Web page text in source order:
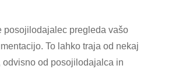
posojilodajalec pregleda vašo
To lahko traja od nekaj
odvisno od posojilodajalca in